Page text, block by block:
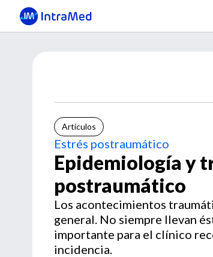
Artículos
Estrés postraumático
Epidemiología y
postraumático
Los acontecimientos
general. No siempre llevan
importante para el clínico
incidencia.